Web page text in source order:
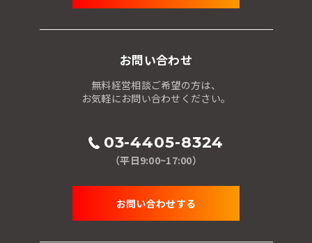
お問い合わせ
無料経営相談ご希望の方は、
お気軽にお問い合わせください。
03-4405-8324
（平日9:00~17:00）
お問い合わせする